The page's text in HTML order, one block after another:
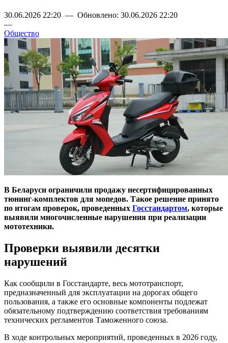
30.06.2026 22:20 — Обновлено: 30.06.2026 22:20
—
Общество
В Беларуси ограничили продажу несертифицированных
тюнинг-комплектов для мопедов. Такое решение принято
по итогам проверок, проведенных Госстандартом, которые
выявили многочисленные нарушения при реализации
мототехники.
Проверки выявили десятки
нарушений
Как сообщили в Госстандарте, весь мототранспорт,
предназначенный для эксплуатации на дорогах общего
пользования, а также его основные компоненты подлежат
обязательному подтверждению соответствия требованиям
технических регламентов Таможенного союза.
В ходе контрольных мероприятий, проведенных в 2026 году,